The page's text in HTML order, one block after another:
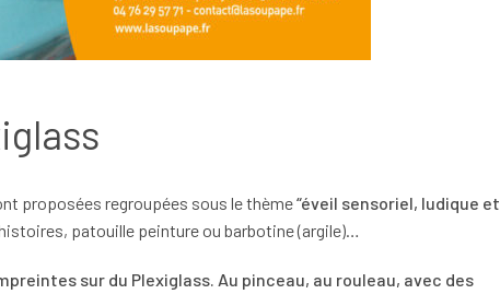
proposées regroupées sous le thème“éveil sensoriel, ludique et
patouille peinture ou barbotine (argile)…
sur du Plexiglass. Au pinceau, au rouleau, avec des